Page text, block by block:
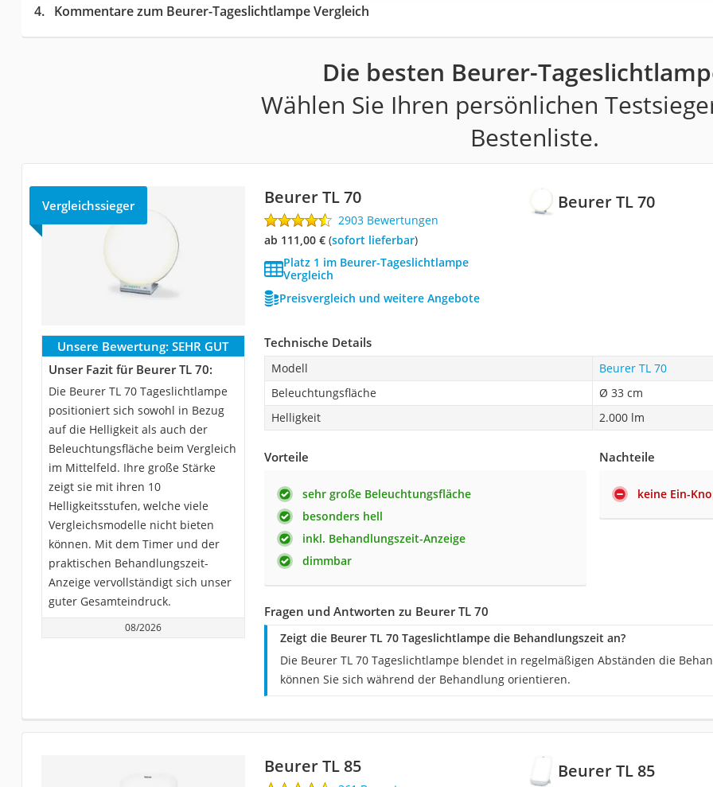
Kommentare zum Beurer-Tageslichtlampe Vergleich
Die besten Beurer-
Wählen Sie Ihren persönlichen
Bestenliste.
Beurer TL 70
Vergleichssieger Beurer TL 70
2903 Bewertungen
ab 111,00 €( Sofort lieferbar)
Platz 1 im Beurer-Tageslichtlampe
Vergleich
Preisvergleich und weitere Angebote
Unsere Bewertung: SEHR GUT
Unser Fazit für Beurer TL 70:
Die Beurer TL 70 Tageslichtlampe
positioniert sich sowohl in Bezug
auf die Helligkeit als auch der
Beleuchtungsfläche beim Vergleich
im Mittelfeld. Ihre große Stärke
zeigt sie mit ihren 10
Helligkeitsstufen, welche viele
Vergleichsmodelle nicht bieten
können. Mit dem Timer und der
praktischen Behandlungszeit-
Anzeige vervollständigt sich unser
guter Gesamteindruck.
08/2026
Technische Details
Modell
Beurer TL 70
Beleuchtungsfläche
Ø 33 cm
Helligkeit
2.000 lm
Vorteile
sehr große Beleuchtungsfläche
besonders hell
inkl. Behandlungszeit-Anzeige
dimmbar
Nachteile
keine Ein-
Fragen und Antworten zu Beurer TL 70
Zeigt die Beurer TL 70 Tageslichtlampe die Behandlungszeit an?
Die Beurer TL 70 Tageslichtlampe blendet in regelmäßigen Abständen die
können Sie sich während der Behandlung orientieren.
Beurer TL 85
Beurer TL 85